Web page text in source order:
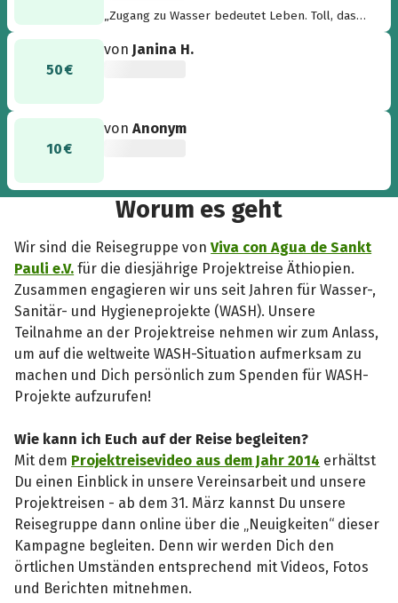
„Zugang zu Wasser bedeutet Leben. Toll, dass
50 €
von Janina H.
10 €
vonAnonym
Worum es geht
Wir sind die Reisegruppe vonViva con Agua de Sankt
Pauli e.V. für die diesjährige Projektreise Äthiopien.
Zusammen engagieren wir uns seit Jahren für Wasser-,
Sanitär- und Hygieneprojekte (WASH). Unsere
Teilnahme an der Projektreise nehmen wir zum Anlass,
um auf die weltweite WASH-Situation aufmerksam zu
machen und Dich persönlich zum Spenden für WASH-
Projekte aufzurufen!
Wie kann ich Euch auf der Reise begleiten?
Mit dem Projektreisevideo aus dem Jahr 2014 erhältst
Du einen Einblick in unsere Vereinsarbeit und unsere
Projektreisen - ab dem 31. März kannst Du unsere
Reisegruppe dann online über die „Neuigkeiten“ dieser
Kampagne begleiten. Denn wir werden Dich den
örtlichen Umständen entsprechend mit Videos, Fotos
und Berichten mitnehmen.